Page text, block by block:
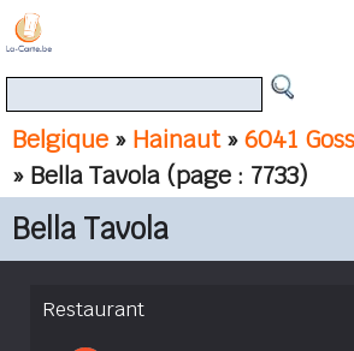
Belgique » Hainaut»6041
» Bella Tavola (page : 7733)
Bella Tavola
Restaurant